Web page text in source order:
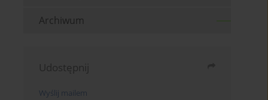
Archiwum
Udostępnij
Wyślij mailem